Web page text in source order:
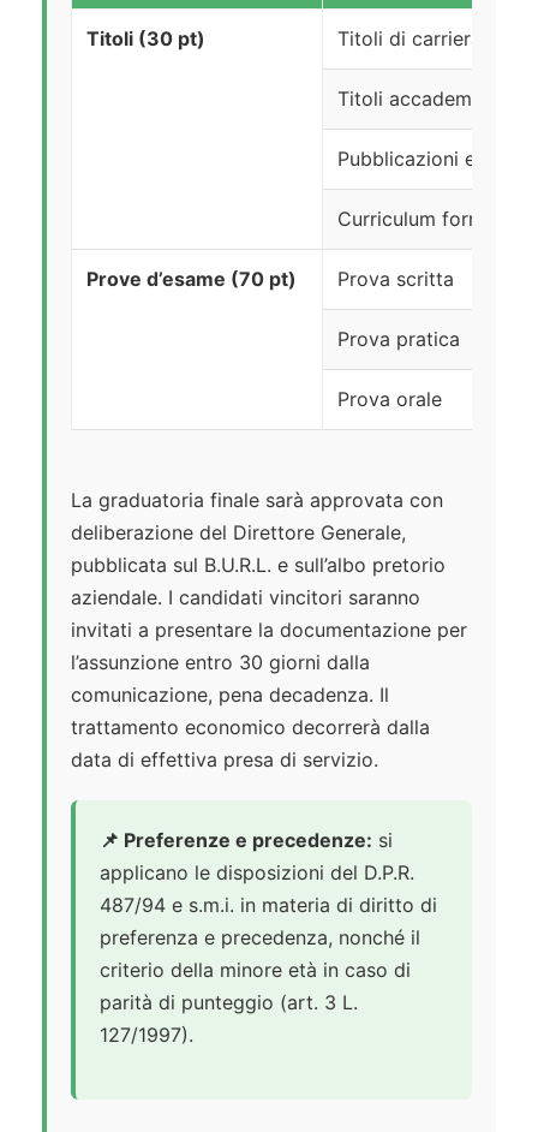
Titoli (30 pt) Titoli di carriera
Titoli accademici e di
Pubblicazioni e titoli
Curriculum formativo
Prove d’esame (70 pt) Prova scritta
Prova pratica
Prova orale
La graduatoria finale sarà approvata con
deliberazione del Direttore Generale,
pubblicata sul B.U.R.L. e sull’albo pretorio
aziendale. I candidati vincitori saranno
invitati a presentare la documentazione per
l’assunzione entro 30 giorni dalla
comunicazione, pena decadenza. Il
trattamento economico decorrerà dalla
data di effettiva presa di servizio.
📌 Preferenze e precedenze: si
applicano le disposizioni del D.P.R.
487/94 e s.m.i. in materia di diritto di
preferenza e precedenza, nonché il
criterio della minore età in caso di
parità di punteggio (art. 3 L.
127/1997).